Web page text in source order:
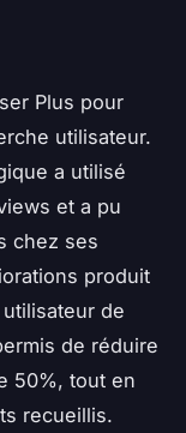
Plus pour
utilisateur.
a utilisé
et a pu
chez ses
produit
de
de réduire
50%, tout en
recueillis.